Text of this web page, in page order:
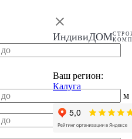
ИндивиДОМ
Ваш регион:
Калуга
м